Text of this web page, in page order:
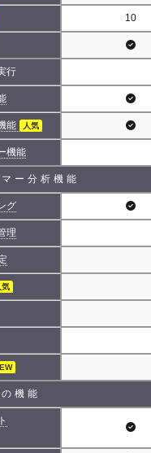
10
行
能 人気
機能
ー分析機能
グ
理
気
機能